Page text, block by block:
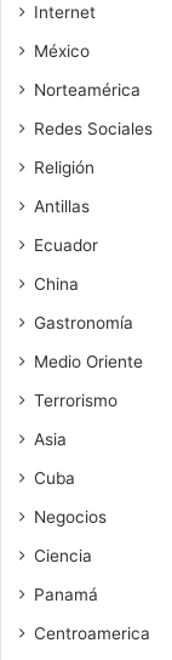
Internet
México
Norteamérica
Redes Sociales
Religión
Antillas
Ecuador
China
Gastronomía
Medio Oriente
Terrorismo
Asia
Cuba
Negocios
Ciencia
Panamá
Centroamerica